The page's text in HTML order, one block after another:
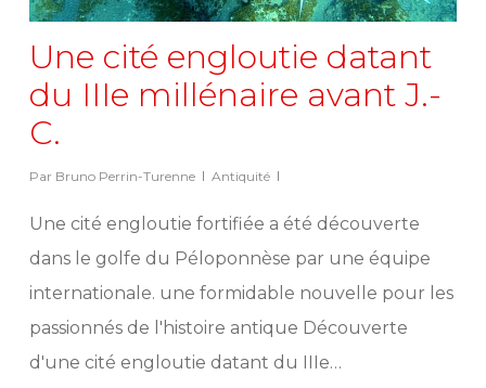
Une cité engloutie datant
du IIIe millénaire avant J.-
C.
Par Bruno Perrin-Turenne Antiquité
Une cité engloutie fortifiée a été découverte
dans le golfe du Péloponnèse par une équipe
internationale. une formidable nouvelle pour les
passionnés de l'histoire antique Découverte
d'une cité engloutie datant du IIIe…